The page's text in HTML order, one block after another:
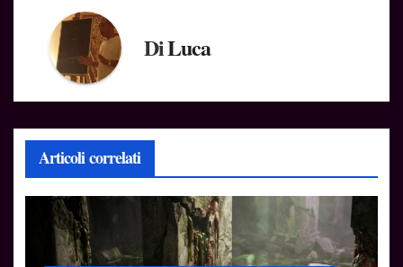
DiLuca
Articoli correlati